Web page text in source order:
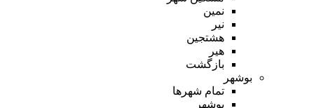
نمین
نیر
هشتجین
هیر
بازگشت
بوشهر
تمام شهر‌ها
بوشهر